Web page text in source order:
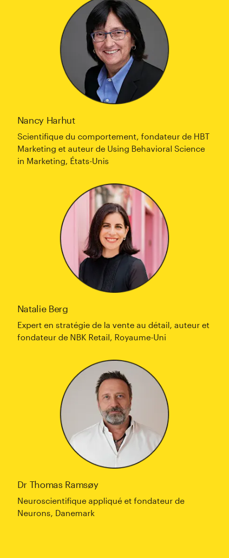
Nancy Harhut
Scientifique du comportement, fondateur de HBT
Marketing et auteur de Using Behavioral Science
in Marketing, États-Unis
Natalie Berg
Expert en stratégie de la vente au détail, auteur et
fondateur de NBK Retail, Royaume-Uni
Dr Thomas Ramsøy
Neuroscientifique appliqué et fondateur de
Neurons, Danemark